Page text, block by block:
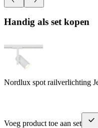
Handig als set kopen
Nordlux spot railverlichting
Voeg product toe aan set